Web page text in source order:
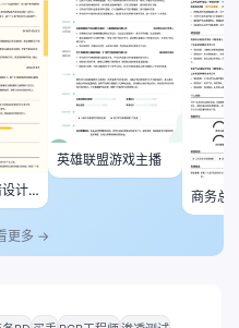
计
英雄联盟游戏主播
商务总
更多 →